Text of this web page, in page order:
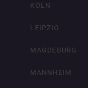
KÖLN
LEIPZIG
MAGDEBURG
MANNHEIM